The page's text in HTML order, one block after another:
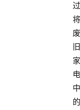
过
将
废
旧
家
电
中
的